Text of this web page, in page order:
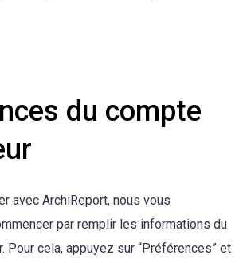
du compte
avec ArchiReport, nous vous
par remplir les informations du
Pour cela, appuyez sur “Préférences” et